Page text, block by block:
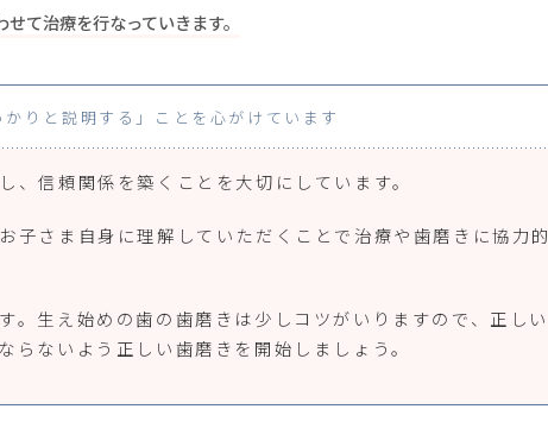
て治療を行なっていきます。
りと説明する」ことを心がけています
信頼関係を築くことを大切にしています。
子さま自身に理解していただくことで治療や歯磨きに協力的
。生え始めの歯の歯磨きは少しコツがいりますので、正しい
ないよう正しい歯磨きを開始しましょう。